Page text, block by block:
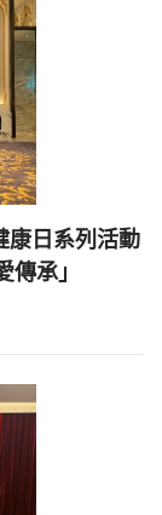
康日系列活動
承」